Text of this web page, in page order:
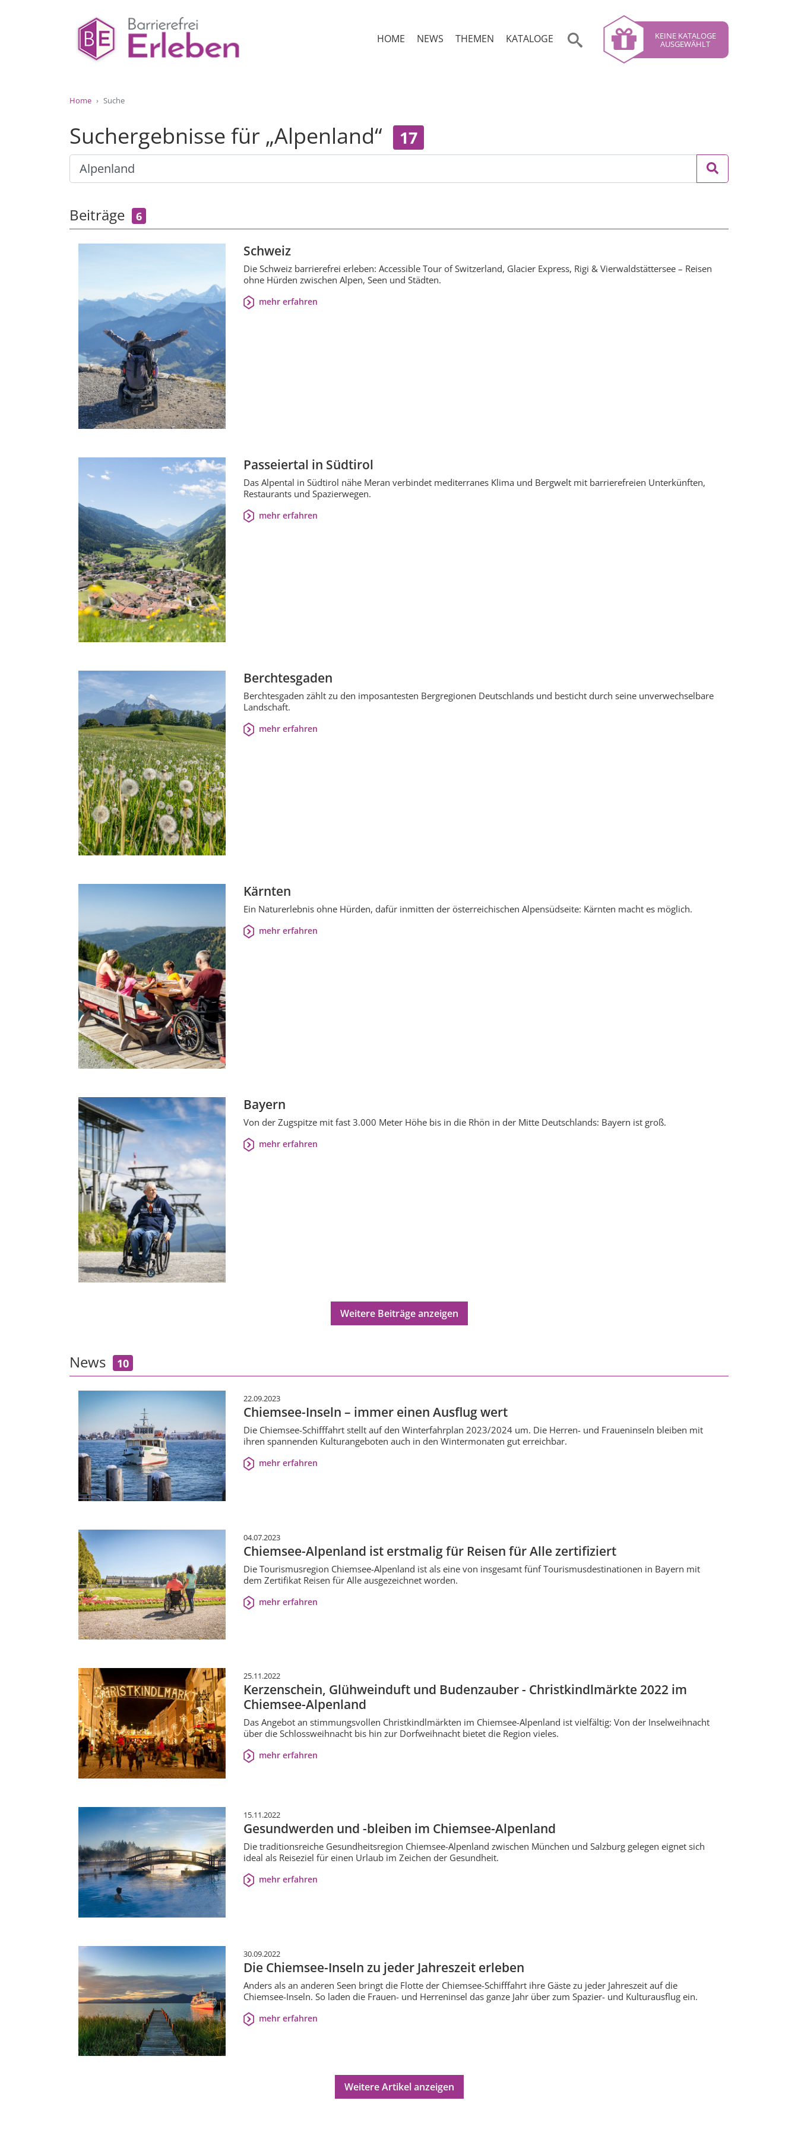
HOME NEWS THEMEN KATALOGE KEINE KATALOGE
AUSGEWÄHLT
Home Suche
Suchergebnisse für „Alpenland“ 17
Beiträge 6
Schweiz
Die Schweiz barrierefrei erleben: Accessible Tour of Switzerland, Glacier Express, Rigi & Vierwaldstättersee – Reisen
ohne Hürden zwischen Alpen, Seen und Städten.
mehr erfahren
Passeiertal in Südtirol
Das Alpental in Südtirol nähe Meran verbindet mediterranes Klima und Bergwelt mit barrierefreien Unterkünften,
Restaurants und Spazierwegen.
mehr erfahren
Berchtesgaden
Berchtesgaden zählt zu den imposantesten Bergregionen Deutschlands und besticht durch seine unverwechselbare
Landschaft.
mehr erfahren
Kärnten
Ein Naturerlebnis ohne Hürden, dafür inmitten der österreichischen Alpensüdseite: Kärnten macht es möglich.
mehr erfahren
Bayern
Von der Zugspitze mit fast 3.000 Meter Höhe bis in die Rhön in der Mitte Deutschlands: Bayern ist groß.
mehr erfahren
Weitere Beiträge anzeigen
News 10
22.09.2023
Chiemsee-Inseln – immer einen Ausflug wert
Die Chiemsee-Schifffahrt stellt auf den Winterfahrplan 2023/2024 um. Die Herren- und Fraueninseln bleiben mit
ihren spannenden Kulturangeboten auch in den Wintermonaten gut erreichbar.
mehr erfahren
04.07.2023
Chiemsee-Alpenland ist erstmalig für Reisen für Alle zertifiziert
Die Tourismusregion Chiemsee-Alpenland ist als eine von insgesamt fünf Tourismusdestinationen in Bayern mit
dem Zertifikat Reisen für Alle ausgezeichnet worden.
mehr erfahren
25.11.2022
Kerzenschein, Glühweinduft und Budenzauber - Christkindlmärkte 2022 im
Chiemsee-Alpenland
Das Angebot an stimmungsvollen Christkindlmärkten im Chiemsee-Alpenland ist vielfältig: Von der Inselweihnacht
über die Schlossweihnacht bis hin zur Dorfweihnacht bietet die Region vieles.
mehr erfahren
15.11.2022
Gesundwerden und -bleiben im Chiemsee-Alpenland
Die traditionsreiche Gesundheitsregion Chiemsee-Alpenland zwischen München und Salzburg gelegen eignet sich
ideal als Reiseziel für einen Urlaub im Zeichen der Gesundheit.
mehr erfahren
30.09.2022
Die Chiemsee-Inseln zu jeder Jahreszeit erleben
Anders als an anderen Seen bringt die Flotte der Chiemsee-Schifffahrt ihre Gäste zu jeder Jahreszeit auf die
Chiemsee-Inseln. So laden die Frauen- und Herreninsel das ganze Jahr über zum Spazier- und Kulturausflug ein.
mehr erfahren
Weitere Artikel anzeigen